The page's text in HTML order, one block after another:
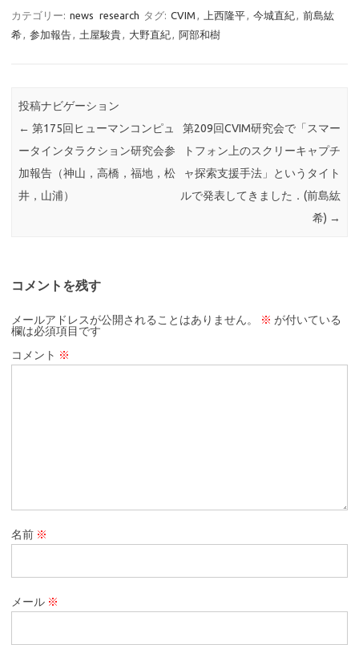
カテゴリー: news research タグ: CVIM , 上西隆平, 今城直紀, 前島紘
希, 参加報告, 土屋駿貴, 大野直紀, 阿部和樹
投稿ナビゲーション
← 第175回ヒューマンコンピュ
ータインタラクション研究会参
加報告（神山，高橋，福地，松
井，山浦）
第209回CVIM研究会で「スマー
トフォン上のスクリーキャプチ
ャ探索支援手法」というタイト
ルで発表してきました．(前島紘
希) →
コメントを残す
メールアドレスが公開されることはありません。 ※ が付いている
欄は必須項目です
コメント ※
名前 ※
メール ※